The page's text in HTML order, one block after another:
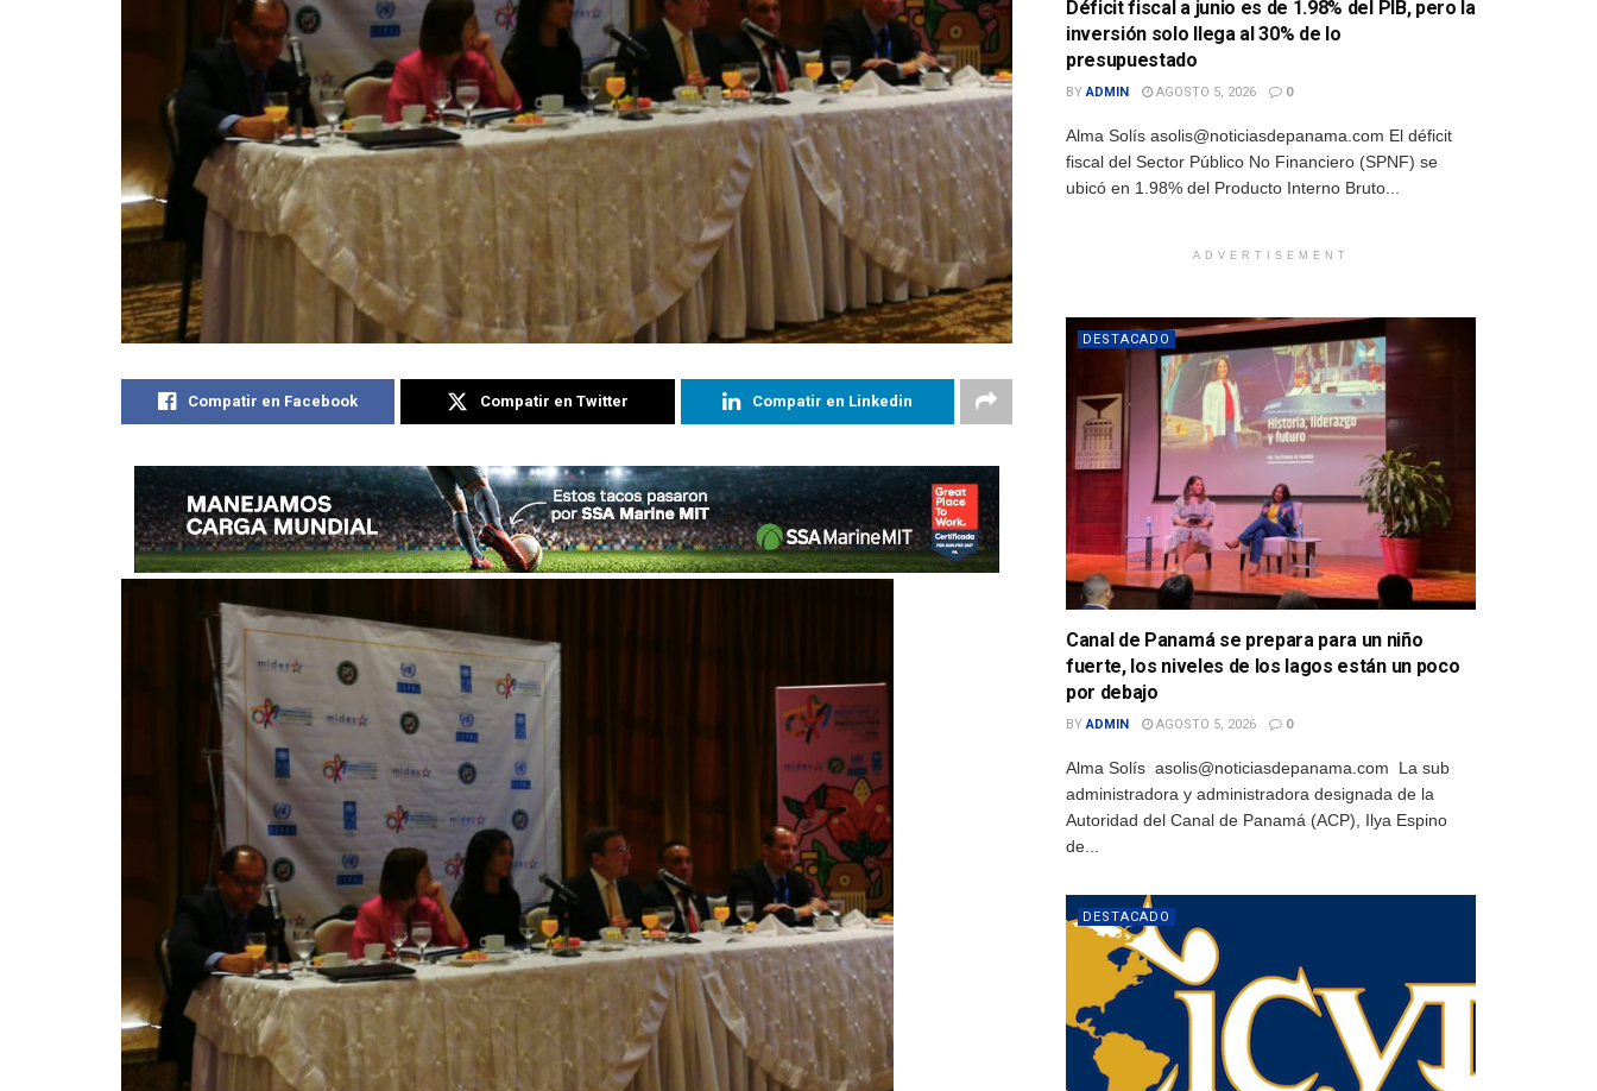
Compatir en Facebook Compatir en Twitter Compatir en Linkedin
Déficit fiscal a junio es de 1.98% del PIB, pero la
inversión solo llega al 30% de lo
presupuestado
BY ADMIN AGOSTO 5, 2026 0
Alma Solís asolis@noticiasdepanama.com El déficit
fiscal del Sector Público No Financiero (SPNF) se
ubicó en 1.98% del Producto Interno Bruto...
ADVERTISEMENT
DESTACADO
Canal de Panamá se prepara para un niño
fuerte, los niveles de los lagos están un poco
por debajo
BY ADMIN AGOSTO 5, 2026 0
Alma Solís asolis@noticiasdepanama.com La sub
administradora y administradora designada de la
Autoridad del Canal de Panamá (ACP), Ilya Espino
de...
DESTACADO